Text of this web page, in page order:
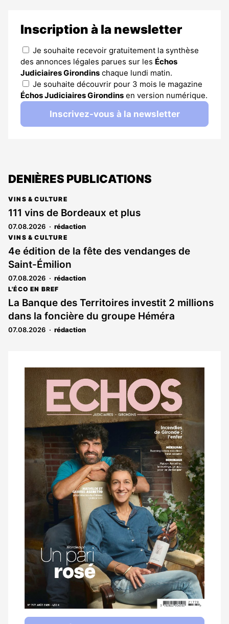
Inscription à la newsletter
Je souhaite recevoir gratuitement la synthèse
des annonces légales parues sur les Échos
Judiciaires Girondins chaque lundi matin.
Je souhaite découvrir pour 3 mois le magazine
Échos Judiciaires Girondins en version numérique.
Inscrivez-vous à la newsletter
DENIÈRES PUBLICATIONS
VINS & CULTURE
111 vins de Bordeaux et plus
07.08.2026 rédaction
VINS & CULTURE
4e édition de la fête des vendanges de
Saint-Émilion
07.08.2026 rédaction
L'ÉCO EN BREF
La Banque des Territoires investit 2 millions
dans la foncière du groupe Héméra
07.08.2026 rédaction
Notre
dernier
magazine